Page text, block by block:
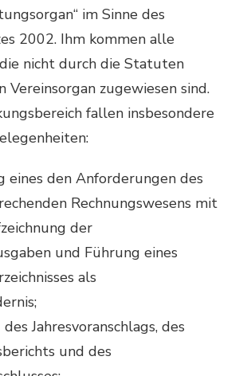
im Sinne des
2002. Ihm kommen alle
nicht durch die Statuten
Vereinsorgan zugewiesen sind.
fallen insbesondere
eines den Anforderungen des
Rechnungswesens mit
der
und Führung eines
als
Jahresvoranschlags, des
und des